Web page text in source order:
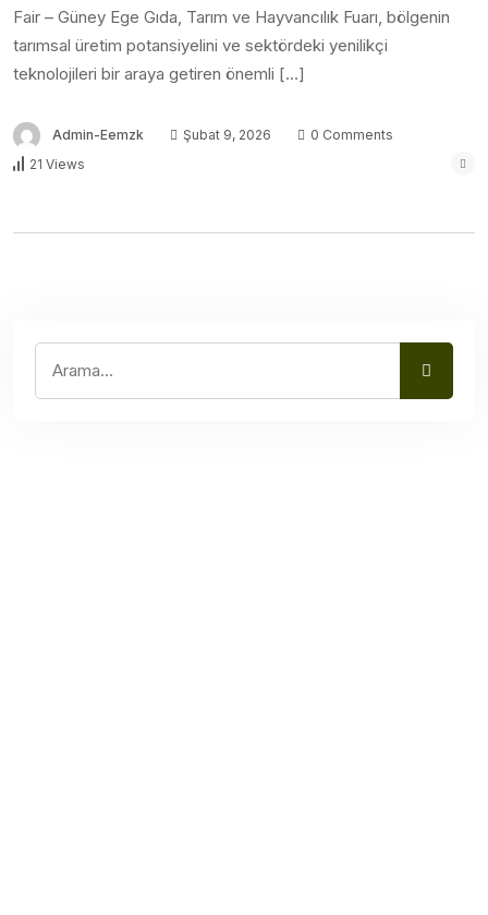
Fair – Güney Ege Gıda, Tarım ve Hayvancılık Fuarı, bölgenin
tarımsal üretim potansiyelini ve sektördeki yenilikçi
teknolojileri bir araya getiren önemli […]
Admin-Eemzk Şubat 9, 2026
0 Comments
21 Views